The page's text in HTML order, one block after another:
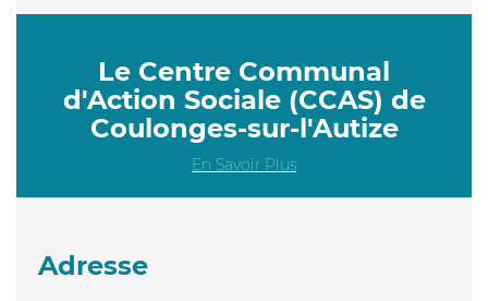
Le Centre Communal
d'Action Sociale (CCAS) de
Coulonges-sur-l'Autize
En Savoir Plus
Adresse